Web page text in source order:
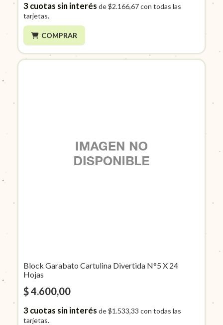
3cuotas sin interés de$2.166,67con todas las
tarjetas.
COMPRAR
Block Garabato Cartulina Divertida N°5 X 24
Hojas
$ 4.600,00
3cuotas sin interés de$1.533,33 con todas las
tarjetas.